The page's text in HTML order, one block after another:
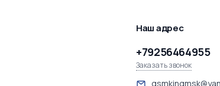
Наш адрес
+79256464955
Заказать звонок